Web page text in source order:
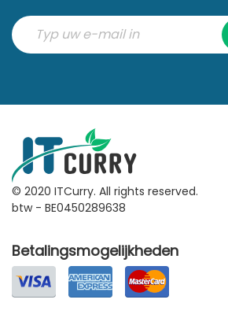
© 2020 ITCurry. All rights reserved.
btw - BE0450289638
Betalingsmogelijkheden